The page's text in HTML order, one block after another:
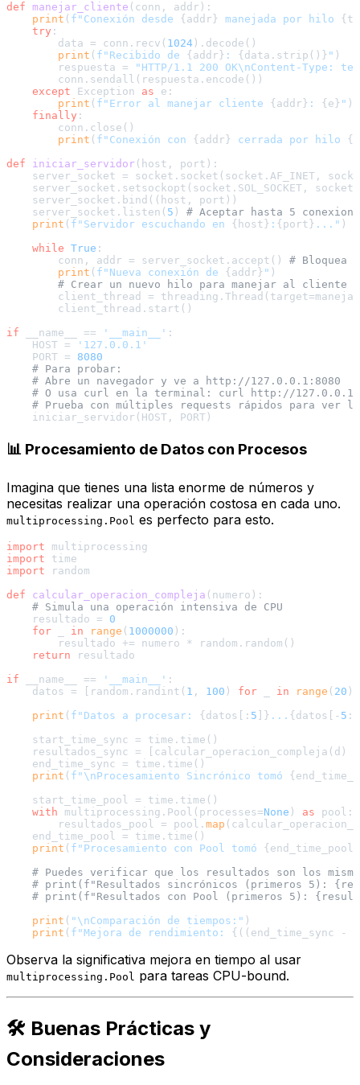
def manejar_cliente ( conn, addr ):
print ( f"Conexión desde {addr} manejada por hilo
try :
        data = conn.recv(
1024 ).decode()
print ( f"Recibido de {addr} : {data.strip()} " )
        respuesta =
"HTTP/1.1 200 OK\nContent-
        conn.sendall(respuesta.encode())
except Exception as e:
print ( f"Error al manejar cliente {addr} : {e} " )
finally :
        conn.close()
print ( f"Conexión con {addr} cerrada por hilo
def
iniciar_servidor ( host, port ):
server_socket = socket.socket(socket.AF_INET,
server_socket.setsockopt(socket.SOL_SOCKET,
    server_socket.bind((host, port))
    server_socket.listen(
5 ) # Aceptar hasta 5
print ( f"Servidor escuchando en {host} : {port} ..." )
while True :
        conn, addr = server_socket.accept()
# Bloquea
print ( f"Nueva conexión de {addr} " )
# Crear un nuevo hilo para manejar al cliente
client_thread =
        client_thread.start()
if __name__ == '__main__' :
    HOST =
'127.0.0.1'
    PORT =
8080
# Para probar:
# Abre un navegador y ve a http://127.0.0.1:8080
# O usa curl en la terminal: curl http://
# Prueba con múltiples requests rápidos para ver
📊 Procesamiento de Datos con Procesos
Imagina que tienes una lista enorme de números y
necesitas realizar una operación costosa en cada uno.
multiprocessing.Pool es perfecto para esto.
import
import
import random
def
calcular_operacion_compleja ( numero ):
# Simula una operación intensiva de CPU
    resultado =
0
for
in range ( 1000000 ):
        resultado += numero * random.random()
return resultado
if __name__ == '__main__' :
    datos = [random.randint(
1 , 100 ) for in range ( 20
print ( f"Datos a procesar: {datos[: 5 ]} ... {datos[- 5
    start_time_sync = time.time()
    resultados_sync = [calcular_operacion_compleja(d)
    end_time_sync = time.time()
print ( f"\nProcesamiento Sincrónico tomó
    start_time_pool = time.time()
with multiprocessing.Pool(processes=None ) as pool:
        resultados_pool = pool.
map
    end_time_pool = time.time()
print ( f"Procesamiento con Pool tomó
# Puedes verificar que los resultados son los
# print(f"Resultados sincrónicos (primeros 5):
# print(f"Resultados con Pool (primeros 5):
print ( "\nComparación de tiempos:" )
print ( f"Mejora de rendimiento: {((end_time_sync -
Observa la significativa mejora en tiempo al usar
multiprocessing.Pool para tareas CPU-bound.
🛠️ Buenas Prácticas y
Consideraciones